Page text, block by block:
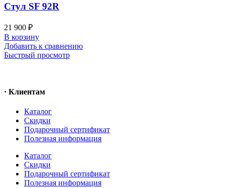
Стул SF 92R
21 900 ₽
В корзину
Добавить к сравнению
Быстрый просмотр
· Клиентам
Каталог
Скидки
Подарочный сертификат
Полезная информация
Каталог
Скидки
Подарочный сертификат
Полезная информация